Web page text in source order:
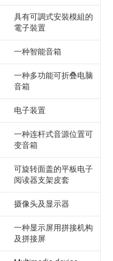
具有可調式安裝模組的
電子裝置
一种智能音箱
一种多功能可折叠电脑
音箱
电子装置
一种连杆式音源位置可
变音箱
可旋转面盖的平板电子
阅读器支架皮套
摄像头及显示器
一种显示屏用拼接机构
及拼接屏